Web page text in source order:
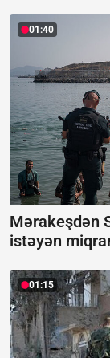
01:40
Mərakeşdən
istəyən
01:15